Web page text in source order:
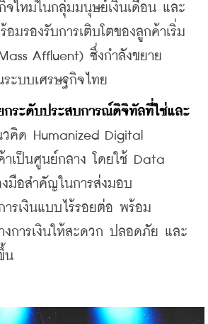
จใหม่ในกลุ่มมนุษย์เงินเดือน และ
มรองรับการเติบโตของลูกค้าเริ่ม
Affluent) ซึ่งกำลังขยาย
ระบบเศรษฐกิจไทย
ระดับประสบการณ์ดิจิทัลที่ใช่และ
คิด Humanized Digital
าเป็นศูนย์กลาง โดยใช้ Data
มือสำคัญในการส่งมอบ
รเงินแบบไร้รอยต่อ พร้อม
งการเงินให้สะดวก ปลอดภัย และ
น